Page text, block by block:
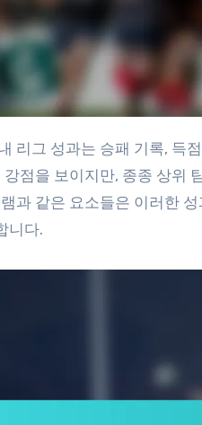
점을 보이지만, 종종 상위
과 같은 요소들은 이러한
니다.